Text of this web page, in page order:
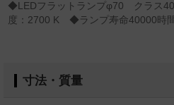
◆LEDフラットランプφ70 クラス
度：2700 K ◆ランプ寿命40000時間
寸法・質量